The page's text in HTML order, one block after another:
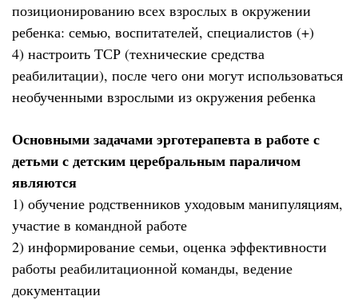
позиционированию всех взрослых в окружении
ребенка: семью, воспитателей, специалистов (+)
4) настроить ТСР (технические средства
реабилитации), после чего они могут использоваться
необученными взрослыми из окружения ребенка
Основными задачами эрготерапевта в работе с
детьми с детским церебральным параличом
являются
1) обучение родственников уходовым манипуляциям,
участие в командной работе
2) информирование семьи, оценка эффективности
работы реабилитационной команды, ведение
документации